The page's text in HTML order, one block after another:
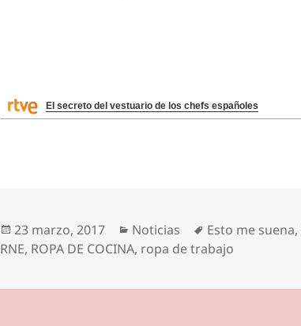
El secreto del vestuario de los chefs españoles
Publicado
el
23 marzo, 2017 Categorías
Noticias Etiquetas
Esto me suena,
RNE, ROPA DE COCINA, ropa de trabajo